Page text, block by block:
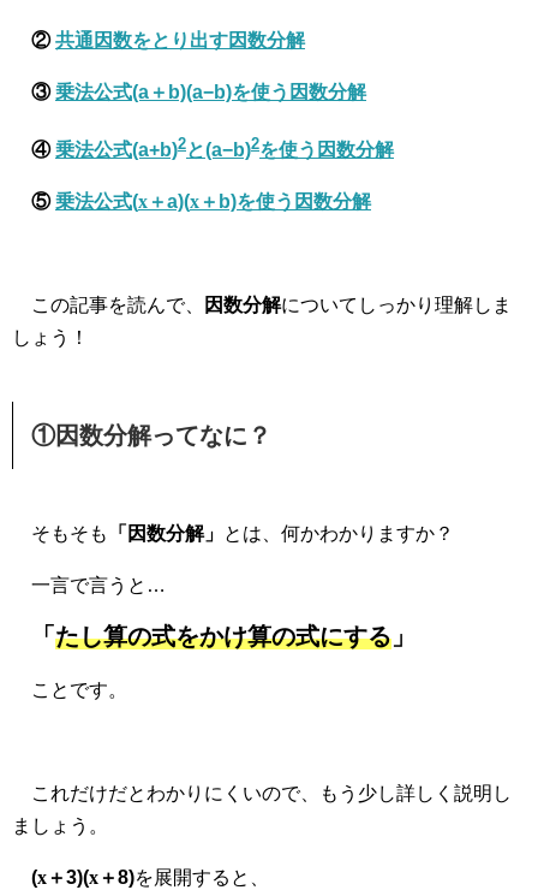
②共通因数をとり出す因数分解
③乗法公式(a＋b)(a−b)を使う因数分解
④乗法公式(a+b)2と(a−b)2を使う因数分解
⑤乗法公式(x ＋a)(x ＋b)を使う因数分解
この記事を読んで、 因数分解についてしっかり理解しま
しょう！
①因数分解ってなに？
そもそも 「因数分解」 とは、何かわかりますか？
一言で言うと…
「 たし算の式をかけ算の式にする 」
ことです。
これだけだとわかりにくいので、もう少し詳しく説明し
ましょう。
(x＋3)(x＋8)を展開すると、